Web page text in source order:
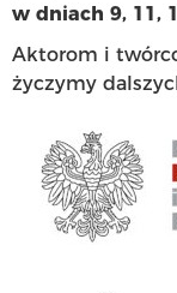
w dniach 9, 11,
Aktorom i
życzymy